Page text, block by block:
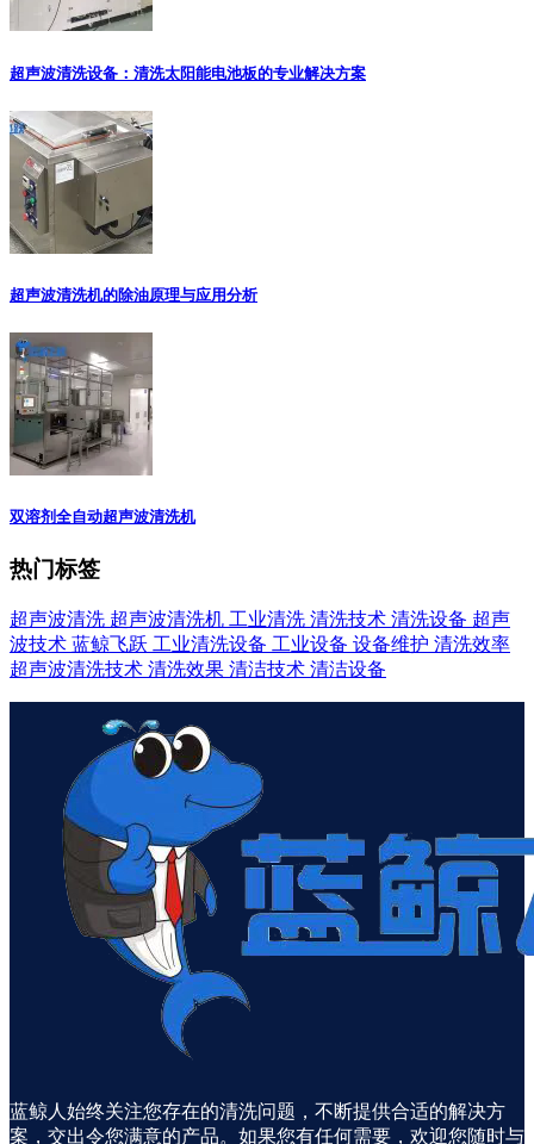
超声波清洗设备：清洗太阳能电池板的专业解决方案
超声波清洗机的除油原理与应用分析
双溶剂全自动超声波清洗机
热门标签
超声波清洗 超声波清洗机 工业清洗 清洗技术 清洗设备 超声
波技术 蓝鲸飞跃 工业清洗设备 工业设备 设备维护 清洗效率
超声波清洗技术 清洗效果 清洁技术 清洁设备
蓝鲸人始终关注您存在的清洗问题，不断提供合适的解决方
案，交出令您满意的产品。如果您有任何需要，欢迎您随时与